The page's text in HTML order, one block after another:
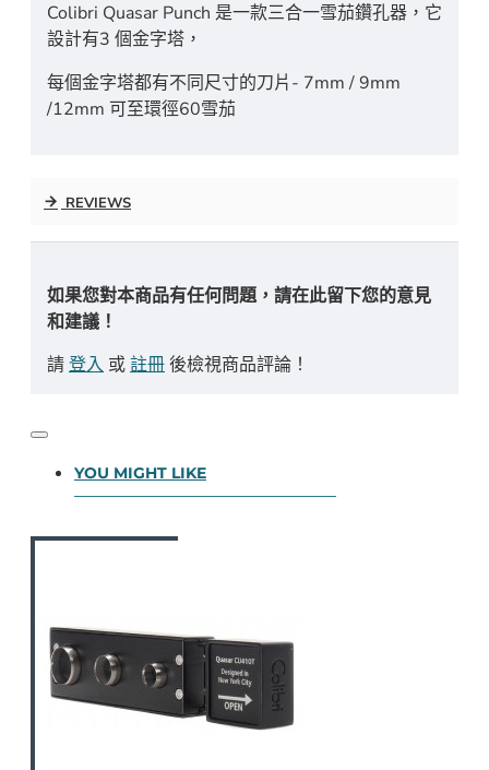
Colibri Quasar Punch 是一款三合一雪茄鑽孔器，它
設計有3 個金字塔，
每個金字塔都有不同尺寸的刀片- 7mm / 9mm
/12mm 可至環徑60雪茄
REVIEWS
如果您對本商品有任何問題，請在此留下您的意見
和建議！
請登入 或註冊後檢視商品評論！
YOU MIGHT LIKE